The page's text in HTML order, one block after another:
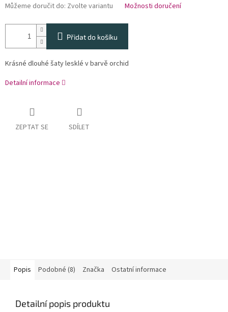
Můžeme doručit do: Zvolte variantu Možnosti doručení
Přidat do košíku
Krásné dlouhé šaty lesklé v barvě orchid
Detailní informace
ZEPTAT SE SDÍLET
Popis Podobné (8) Značka Ostatní informace
Detailní popis produktu